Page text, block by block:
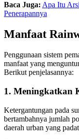
Baca Juga: Apa Itu
Penerapannya
Manfaat
Penggunaan sistem
manfaat yang
Berikut penjelasannya:
1. Meningkatkan
Ketergantungan pada
bertambahnya jumlah
daerah urban yang